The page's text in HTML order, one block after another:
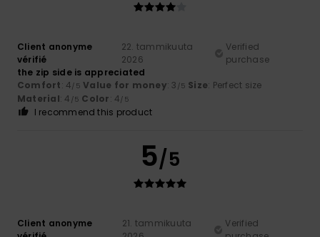
Client anonyme
vérifié
22. tammikuuta
2026
Verified
purchase
the zip side is appreciated
Comfort: 4/5 Value for money: 3 /5 Size: Perfect size
Material: 4 /5 Color: 4/5
I recommend this product
5/5
Client anonyme
21. tammikuuta
Verified